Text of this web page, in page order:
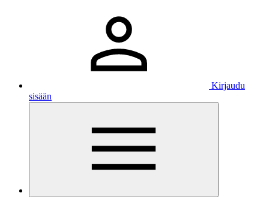
Kirjaudu
sisään